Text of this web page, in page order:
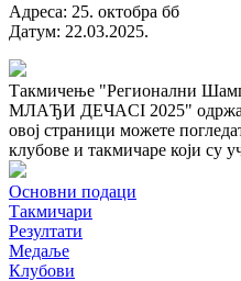
Адреса: 25. октобра бб
Датум: 22.03.2025.
Такмичење "Регионални
МЛАЂИ ДЕЧАCI 2025"
овој страници можете
клубове и такмичаре који су
Основни подаци
Такмичари
Резултати
Медаље
Клубови